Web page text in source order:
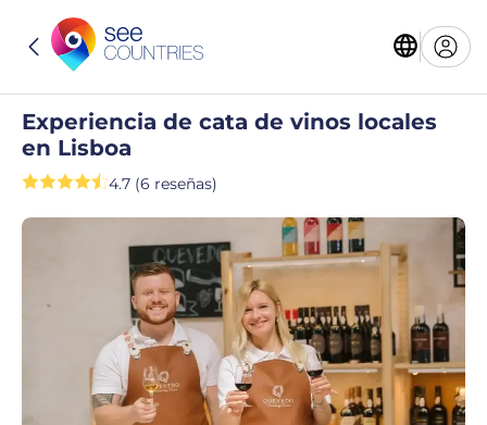
Experiencia de cata de vinos locales
en Lisboa
4.7 (6 reseñas)